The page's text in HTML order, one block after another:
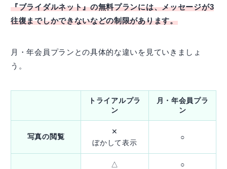
『ブライダルネット』の無料プランには、メッセージが3
往復までしかできないなどの制限があります。
月・年会員プランとの具体的な違いを見ていきましょ
う。
トライアルプラ
ン
月・年会員プラ
ン
写真の閲覧
✕
ぼかして表示
○
△ ○